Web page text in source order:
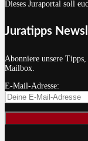
Dieses Juraportal soll
Juratipps
Abonniere unsere
Mailbox.
E-Mail-Adresse: